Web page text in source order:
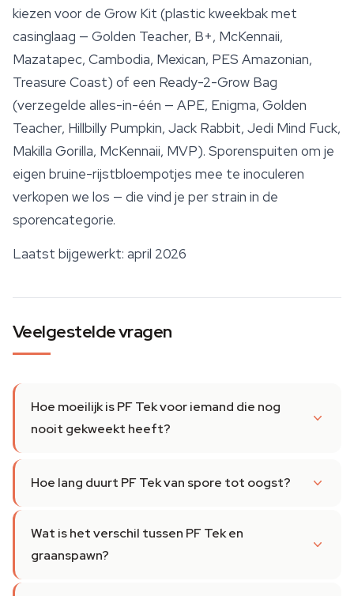
kiezen voor de Grow Kit (plastic kweekbak met
casinglaag — Golden Teacher, B+, McKennaii,
Mazatapec, Cambodia, Mexican, PES Amazonian,
Treasure Coast) of een Ready-2-Grow Bag
(verzegelde alles-in-één — APE, Enigma, Golden
Teacher, Hillbilly Pumpkin, Jack Rabbit, Jedi Mind Fuck,
Makilla Gorilla, McKennaii, MVP). Sporenspuiten om je
eigen bruine-rijstbloempotjes mee te inoculeren
verkopen we los — die vind je per strain in de
sporencategorie.
Laatst bijgewerkt: april 2026
Veelgestelde vragen
Hoe moeilijk is PF Tek voor iemand die nog
nooit gekweekt heeft?
Hoe lang duurt PF Tek van spore tot oogst?
Wat is het verschil tussen PF Tek en
graanspawn?